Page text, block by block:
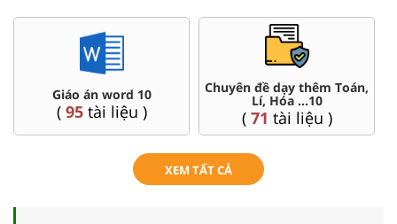
Giáo án word 10
( 95tài liệu )
Chuyên đề dạy thêm Toán,
Lí, Hóa ...10
( 71 tài liệu )
XEM TẤT CẢ